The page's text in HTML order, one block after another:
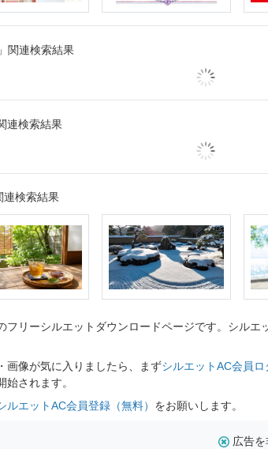
関連検索結果
連検索結果
連検索結果
フリーシルエットダウンロードページです。シル
画像が気に入りましたら、まずシルエットAC会員ロ
されます。
ルエットAC会員登録（無料） をお願いします。
広告